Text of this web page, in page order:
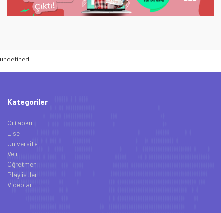
undefined
Kategoriler
Ortaokul
Lise
Üniversite
Veli
Öğretmen
Playlistler
Videolar